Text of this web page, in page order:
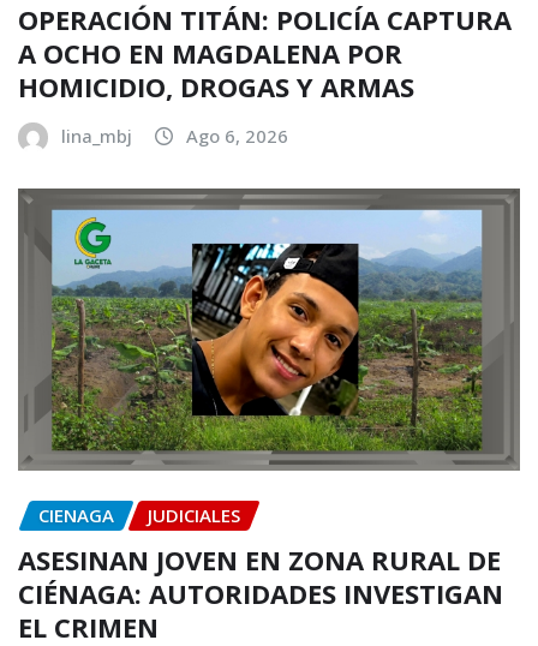
OPERACIÓN TITÁN: POLICÍA CAPTURA
A OCHO EN MAGDALENA POR
HOMICIDIO, DROGAS Y ARMAS
lina_mbj Ago 6, 2026
CIENAGA JUDICIALES
ASESINAN JOVEN EN ZONA RURAL DE
CIÉNAGA: AUTORIDADES INVESTIGAN
EL CRIMEN